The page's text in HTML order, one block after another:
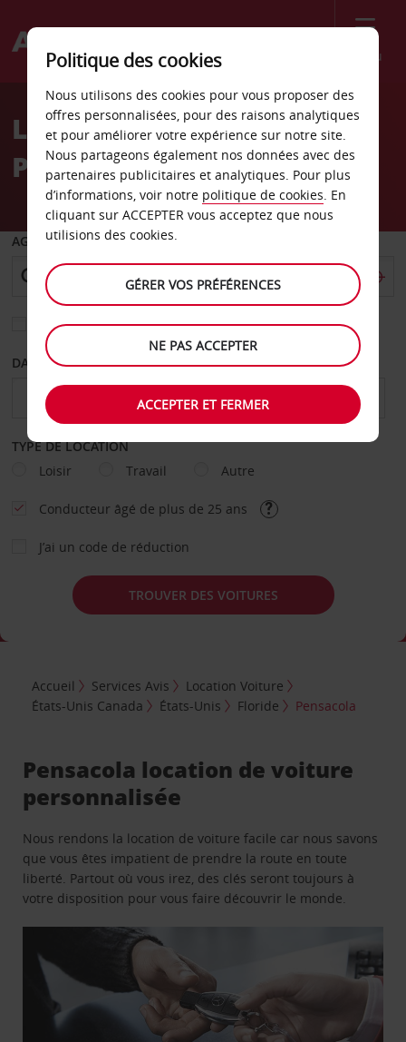
Menu
Welcome
AvisLocation de voiture
Pensacola
AGENCE DE DÉPART
Sélectionnez une autre agence de retour
DATE DE DÉPART DATE DE RETOUR
TYPE DE LOCATION
Loisir
Travail Autre
Conducteur âgé de plus de 25 ans
J’ai un code de réduction
TROUVER DES VOITURES
Accueil Services Avis
Location Voiture
États-Unis Canada
États-Unis Floride Pensacola
Pensacola location de voiture
personnalisée
Nous rendons la location de voiture facile car nous savons
que vous êtes impatient de prendre la route en toute
liberté. Partout où vous irez, des clés seront toujours à
votre disposition pour vous faire découvrir le monde.
Politique des cookies
Nous utilisons des cookies pour vous proposer des
offres personnalisées, pour des raisons analytiques
et pour améliorer votre expérience sur notre site.
Nous partageons également nos données avec des
partenaires publicitaires et analytiques. Pour plus
d’informations, voir notre politique de cookies. En
cliquant sur ACCEPTER vous acceptez que nous
utilisions des cookies.
GÉRER VOS PRÉFÉRENCES
NE PAS ACCEPTER
ACCEPTER ET FERMER